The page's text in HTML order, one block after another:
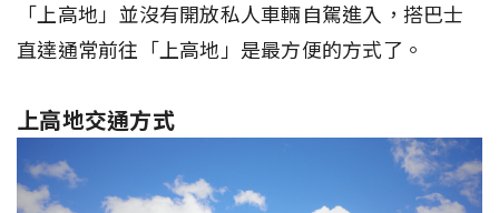
「上高地」並沒有開放私人車輛自駕進入，搭巴士
直達通常前往「上高地」是最方便的方式了。
上高地交通方式